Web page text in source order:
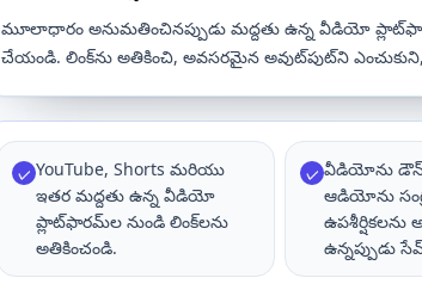
మూలాధారం అనుమతించినప్పుడు మద్దతు ఉన్న వీడియో
చేయండి. లింక్‌ను అతికించి, అవసరమైన అవుట్‌పుట్‌ని
✓ YouTube, Shorts మరియు
ఇతర మద్దతు ఉన్న వీడియో
ప్లాట్‌ఫారమ్‌ల నుండి లింక్‌లను
అతికించండి.
✓ వీడియోను
ఆడియోను
ఉన్నప్పుడు